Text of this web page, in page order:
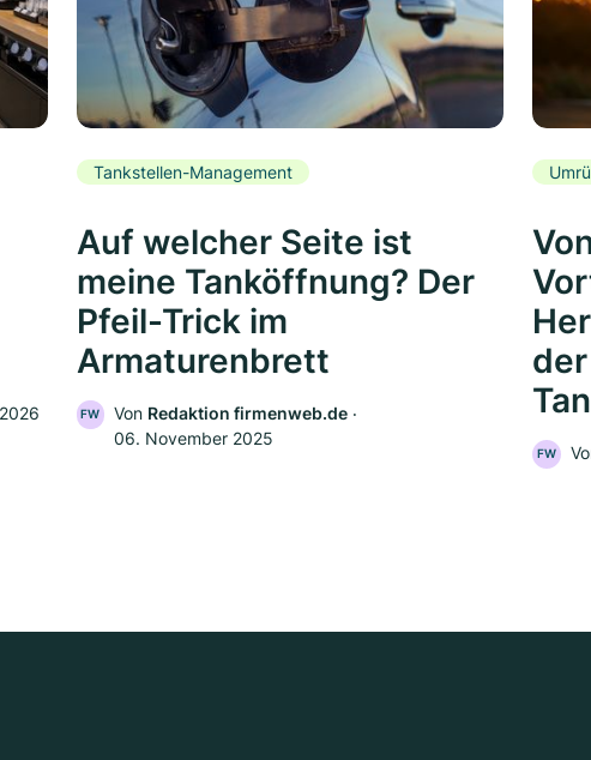
Tankstellen-Management
Auf welcher Seite ist
meine Tanköffnung? Der
Pfeil-Trick im
Armaturenbrett
FW Von Redaktion firmenweb.de‧
06. November 2025
FW